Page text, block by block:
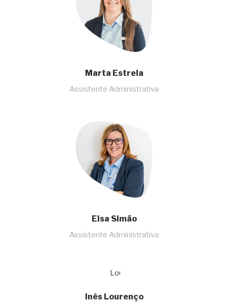
Marta Estrela
Assistente Administrativa
Elsa Simão
Assistente Administrativa
Inês Lourenço